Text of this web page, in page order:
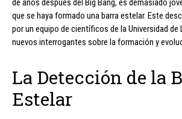
de años después del Big Bang, es demasiado
que se haya formado una barra estelar. Este
por un equipo de científicos de la Universidad de
nuevos interrogantes sobre la formación y
La Detección de la
Estelar